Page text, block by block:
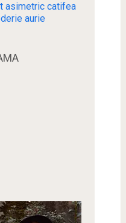
asimetric catifea
aurie